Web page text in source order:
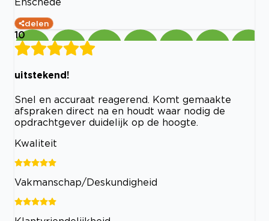
delen
10
uitstekend!
Snel en accuraat reagerend. Komt gemaakte
afspraken direct na en houdt waar nodig de
opdrachtgever duidelijk op de hoogte.
Kwaliteit
Vakmanschap/Deskundigheid